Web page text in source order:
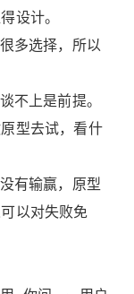
设计。
多选择，所以
不上是前提。
型去试，看什
有输赢，原型
以对失败免